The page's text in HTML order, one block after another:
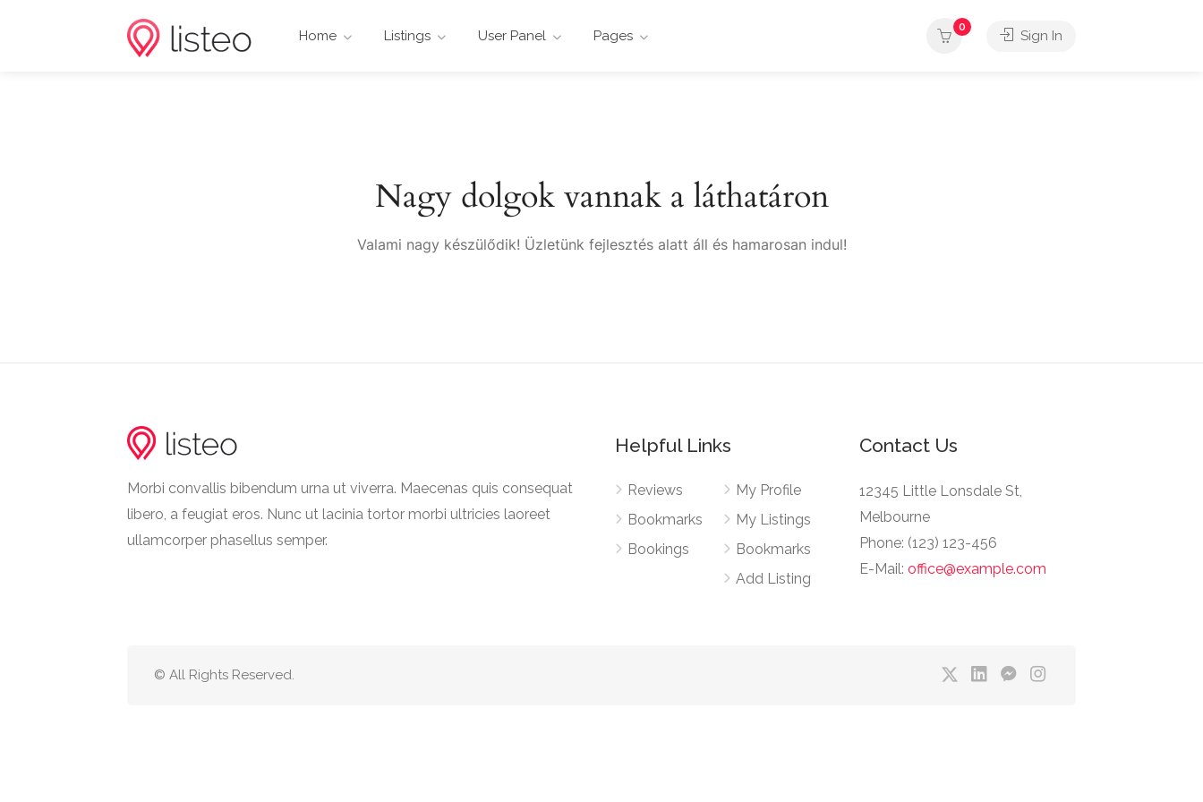
Home Listings User Panel Pages
0
Sign In
Nagy dolgok vannak a láthatáron
Valami nagy készülődik! Üzletünk fejlesztés alatt áll és hamarosan indul!
Morbi convallis bibendum urna ut viverra. Maecenas quis consequat
libero, a feugiat eros. Nunc ut lacinia tortor morbi ultricies laoreet
ullamcorper phasellus semper.
Helpful Links
Reviews
Bookmarks
Bookings
My Profile
My Listings
Bookmarks
Add Listing
Contact Us
12345 Little Lonsdale St,
Melbourne
Phone: (123) 123-456
E-Mail: office@example.com
© All Rights Reserved.